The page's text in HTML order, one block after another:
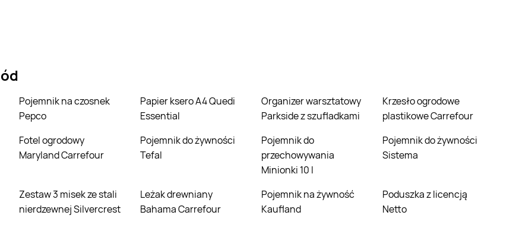
Pojemnik na czosnek
Pepco
Papier ksero A4 Quedi
Essential
Organizer warsztatowy
Parkside z szufladkami
Krzesło ogrodowe
plastikowe Carrefour
Fotel ogrodowy
Maryland Carrefour
Pojemnik do żywności
Tefal
Pojemnik do
przechowywania
Minionki 10 l
Pojemnik do żywności
Sistema
Zestaw 3 misek ze stali
nierdzewnej Silvercrest
Leżak drewniany
Bahama Carrefour
Pojemnik na żywność
Kaufland
Poduszka z licencją
Netto